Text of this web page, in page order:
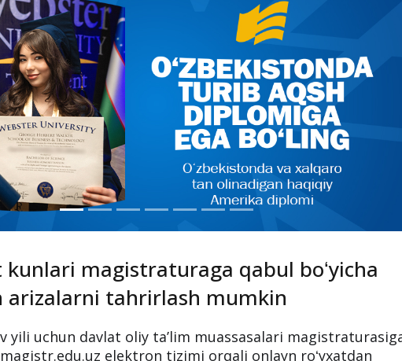
kunlari magistraturaga qabul boʻyicha
arizalarni tahrirlash mumkin
yili uchun davlat oliy taʼlim muassasalari
elektron tizimi orqali onlayn roʻyxatdan